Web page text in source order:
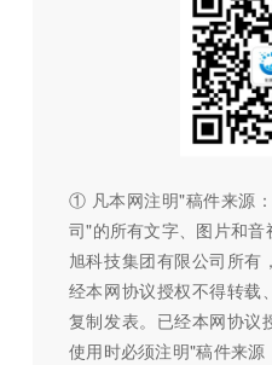
① 凡本网注明"稿件来源
司"的所有文字、图片和
旭科技集团有限公司所有
经本网协议授权不得转载
复制发表。已经本网协议
使用时必须注明"稿件来